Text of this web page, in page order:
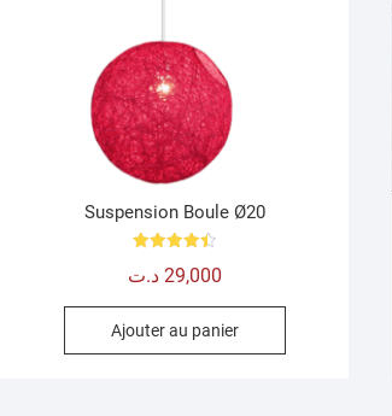
Suspension Boule Ø20
4.50
29,000 د.ت
Ajouter au panier